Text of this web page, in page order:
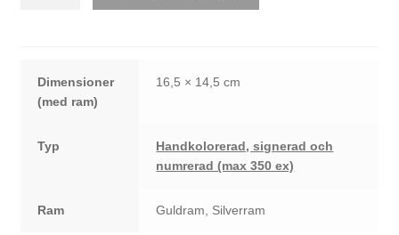
Dimensioner 16,5 × 14,5 cm
Typ
Handkolorerad, signerad och
numrerad (max 350 ex)
Ram Guldram, Silverram